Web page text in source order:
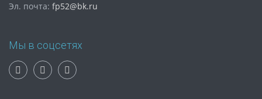
Эл. почта: fp52@bk.ru
Мы в соцсетях